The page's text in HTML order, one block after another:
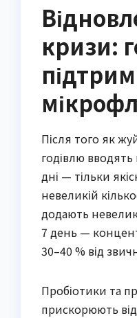
кризи:
Після того як
годівлю
дні — тільки
невеликій
додають
7 день —
30–40 % від
Пробіотики та
прискорюють